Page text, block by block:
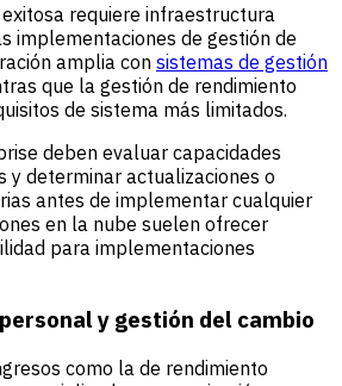
requiere infraestructura
implementaciones de gestión de
amplia con sistemas de gestión
que la gestión de rendimiento
de sistema más limitados.
deben evaluar capacidades
y determinar actualizaciones o
antes de implementar cualquier
en la nube suelen ofrecer
para implementaciones
y gestión del cambio
como la de rendimiento